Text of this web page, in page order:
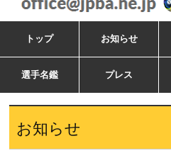
トップ お知らせ
選手名鑑 プレス
お知らせ